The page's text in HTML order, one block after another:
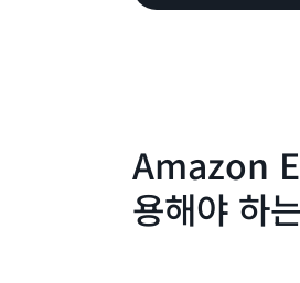
Amazon
용해야 하